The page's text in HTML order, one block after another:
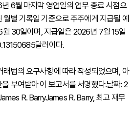
6월 마지막 영업일의 업무 종료 시점으
별 기록일 기준으로 주주에게 지급될 예
30일이며, 지급일은 2026년 7월 15일
달러이다.
법의 요구사항에 따라 작성되었으며, 아
부여받아 이 보고서를 서명했다.날짜: 2
R. BarryJames R. Barry, 최고 재무